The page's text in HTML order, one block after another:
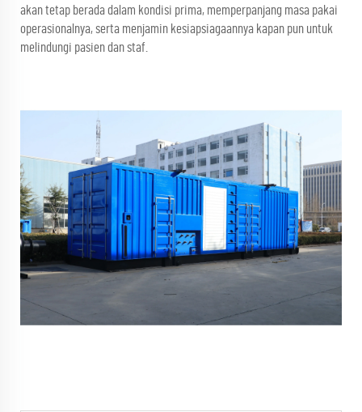
akan tetap berada dalam kondisi prima, memperpanjang masa pakai
operasionalnya, serta menjamin kesiapsiagaannya kapan pun untuk
melindungi pasien dan staf.